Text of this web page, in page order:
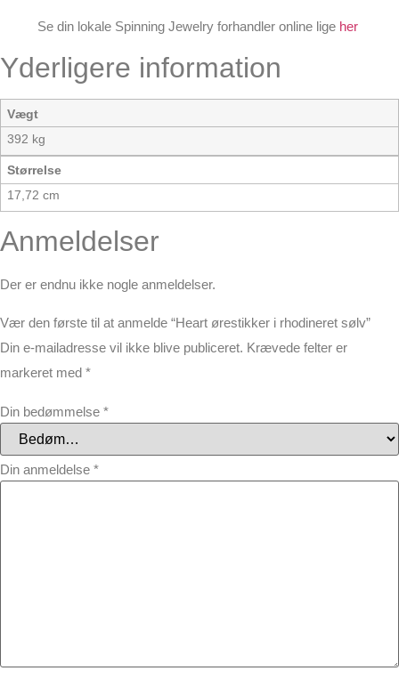
Se din lokale Spinning Jewelry forhandler online lige her
Yderligere information
Vægt
392 kg
Størrelse
17,72 cm
Anmeldelser
Der er endnu ikke nogle anmeldelser.
Vær den første til at anmelde “Heart ørestikker i rhodineret sølv”
Din e-mailadresse vil ikke blive publiceret. Krævede felter er
markeret med *
Din bedømmelse *
Din anmeldelse *